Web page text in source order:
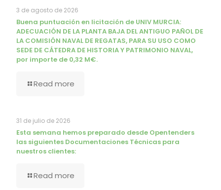
3 de agosto de 2026
Buena puntuación en licitación de UNIV MURCIA:
ADECUACIÓN DE LA PLANTA BAJA DEL ANTIGUO PAÑOL DE
LA COMISIÓN NAVAL DE REGATAS, PARA SU USO COMO
SEDE DE CÁTEDRA DE HISTORIA Y PATRIMONIO NAVAL,
por importe de 0,32 M€.
Read more
31 de julio de 2026
Esta semana hemos preparado desde Opentenders
las siguientes Documentaciones Técnicas para
nuestros clientes:
Read more